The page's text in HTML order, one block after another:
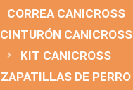
CORREA CANICROSS
CINTURÓN CANICROSS
KIT CANICROSS
ZAPATILLAS DE PERRO